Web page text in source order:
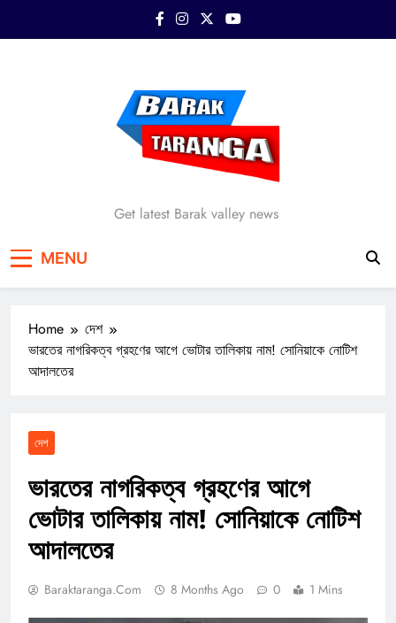
Barak Taranga
Get latest Barak valley news
MENU
Home
দেশ
ভারতের নাগরিকত্ব গ্রহণের আগে ভোটার তালিকায় নাম! সোনিয়াকে নোটিশ
আদালতের
দেশ
ভারতের নাগরিকত্ব গ্রহণের আগে
ভোটার তালিকায় নাম! সোনিয়াকে নোটিশ
আদালতের
Baraktaranga.com 8 Months Ago 0 1 Mins